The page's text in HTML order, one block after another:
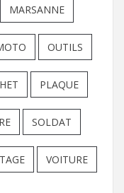
MARSANNE
OUTILS
PLAQUE
SOLDAT
VOITURE